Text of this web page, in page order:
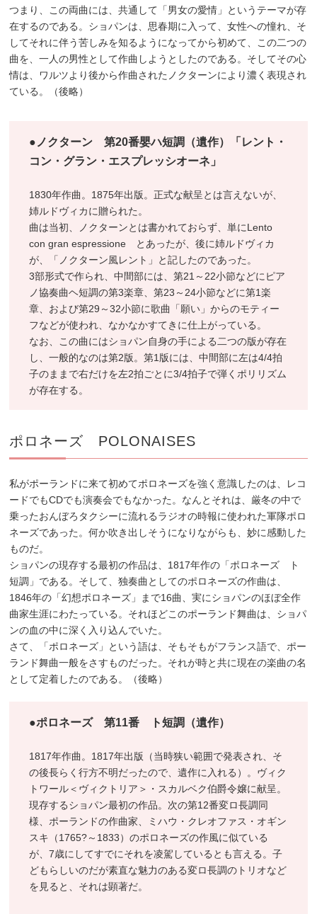
つまり、この両曲には、共通して「男女の愛情」というテーマが存
在するのである。ショパンは、思春期に入って、女性への憧れ、そ
してそれに伴う苦しみを知るようになってから初めて、この二つの
曲を、一人の男性として作曲しようとしたのである。そしてその心
情は、ワルツより後から作曲されたノクターンにより濃く表現され
ている。（後略）
●ノクターン 第20番嬰ハ短調（遺作）「レント・
コン・グラン・エスプレッシオーネ」
1830年作曲。1875年出版。正式な献呈とは言えないが、
姉ルドヴィカに贈られた。
曲は当初、ノクターンとは書かれておらず、単にLento
con gran espressione とあったが、後に姉ルドヴィカ
が、「ノクターン風レント」と記したのであった。
3部形式で作られ、中間部には、第21～22小節などにピア
ノ協奏曲ヘ短調の第3楽章、第23～24小節などに第1楽
章、および第29～32小節に歌曲「願い」からのモティー
フなどが使われ、なかなかすてきに仕上がっている。
なお、この曲にはショパン自身の手による二つの版が存在
し、一般的なのは第2版。第1版には、中間部に左は4/4拍
子のままで右だけを左2拍ごとに3/4拍子で弾くポリリズム
が存在する。
ポロネーズ POLONAISES
私がポーランドに来て初めてポロネーズを強く意識したのは、レコ
ードでもCDでも演奏会でもなかった。なんとそれは、厳冬の中で
乗ったおんぼろタクシーに流れるラジオの時報に使われた軍隊ポロ
ネーズであった。何か吹き出しそうになりながらも、妙に感動した
ものだ。
ショパンの現存する最初の作品は、1817年作の「ポロネーズ ト
短調」である。そして、独奏曲としてのポロネーズの作曲は、
1846年の「幻想ポロネーズ」まで16曲、実にショパンのほぼ全作
曲家生涯にわたっている。それほどこのポーランド舞曲は、ショパ
ンの血の中に深く入り込んでいた。
さて、「ポロネーズ」という語は、そもそもがフランス語で、ポー
ランド舞曲一般をさすものだった。それが時と共に現在の楽曲の名
として定着したのである。（後略）
●ポロネーズ 第11番 ト短調（遺作）
1817年作曲。1817年出版（当時狭い範囲で発表され、そ
の後長らく行方不明だったので、遺作に入れる）。ヴィク
トワール＜ヴィクトリア＞・スカルベク伯爵令嬢に献呈。
現存するショパン最初の作品。次の第12番変ロ長調同
様、ポーランドの作曲家、ミハウ・クレオファス・オギン
スキ（1765?～1833）のポロネーズの作風に似ている
が、7歳にしてすでにそれを凌駕しているとも言える。子
どもらしいのだが素直な魅力のある変ロ長調のトリオなど
を見ると、それは顕著だ。